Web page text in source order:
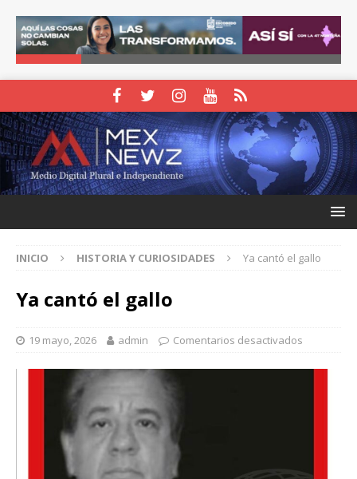
INICIO HISTORIA Y CURIOSIDADES Ya cantó el gallo
Ya cantó el gallo
19 mayo, 2026 admin Comentarios desactivados